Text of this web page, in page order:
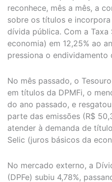
reconhece, mês a mês, a
sobre os títulos e
dívida pública. Com a
economia) em 12,25% ao
pressiona o endividamento
No mês passado, o
em títulos da DPMFi, o
do ano passado, e
parte das emissões (R$
atender à demanda de
Selic (juros básicos da
No mercado externo, a
(DPFe) subiu 4,78%,